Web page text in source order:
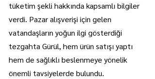
tüketim şekli hakkında kapsamlı bilgiler
verdi. Pazar alışverişi için gelen
vatandaşların yoğun ilgi gösterdiği
tezgahta Gürül, hem ürün satışı yaptı
hem de sağlıklı beslenmeye yönelik
önemli tavsiyelerde bulundu.